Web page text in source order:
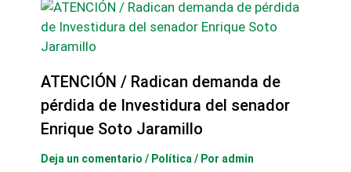
ATENCIÓN / Radican demanda de
pérdida de Investidura del senador
Enrique Soto Jaramillo
Deja un comentario / Política / Por admin